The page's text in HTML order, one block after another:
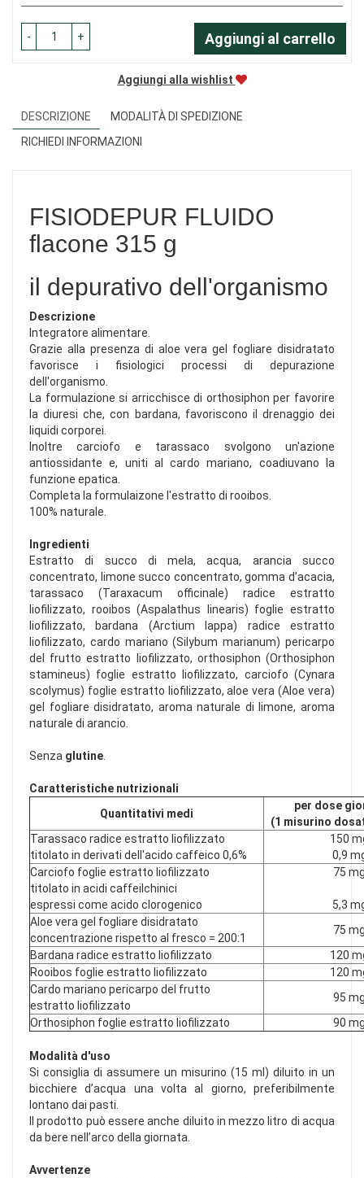
- + Aggiungi al carrello
Aggiungi alla wishlist
DESCRIZIONE
MODALITÀ DI SPEDIZIONE
RICHIEDI INFORMAZIONI
FISIODEPUR FLUIDO
flacone 315 g
il depurativo dell'organismo
Descrizione
Integratore alimentare.
Grazie alla presenza di aloe vera gel fogliare disidratato
favorisce i fisiologici processi di depurazione
dell'organismo.
La formulazione si arricchisce di orthosiphon per favorire
la diuresi che, con bardana, favoriscono il drenaggio dei
liquidi corporei.
Inoltre carciofo e tarassaco svolgono un'azione
antiossidante e, uniti al cardo mariano, coadiuvano la
funzione epatica.
Completa la formulaizone l'estratto di rooibos.
100% naturale.
Ingredienti
Estratto di succo di mela, acqua, arancia succo
concentrato, limone succo concentrato, gomma d’acacia,
tarassaco (Taraxacum officinale) radice estratto
liofilizzato, rooibos (Aspalathus linearis) foglie estratto
liofilizzato, bardana (Arctium lappa) radice estratto
liofilizzato, cardo mariano (Silybum marianum) pericarpo
del frutto estratto liofilizzato, orthosiphon (Orthosiphon
stamineus) foglie estratto liofilizzato, carciofo (Cynara
scolymus) foglie estratto liofilizzato, aloe vera (Aloe vera)
gel fogliare disidratato, aroma naturale di limone, aroma
naturale di arancio.
Senza glutine.
Caratteristiche nutrizionali
Quantitativi medi
per dose
(1 misurino
Tarassaco radice estratto liofilizzato
titolato in derivati dell'acido caffeico 0,6%
150
0,9
Carciofo foglie estratto liofilizzato
titolato in acidi caffeilchinici
espressi come acido clorogenico
75
5,3
Aloe vera gel fogliare disidratato
concentrazione rispetto al fresco = 200:1
75
Bardana radice estratto liofilizzato
120
Rooibos foglie estratto liofilizzato
120
Cardo mariano pericarpo del frutto
estratto liofilizzato
95
Orthosiphon foglie estratto liofilizzato
90
Modalità d'uso
Si consiglia di assumere un misurino (15 ml) diluito in un
bicchiere d’acqua una volta al giorno, preferibilmente
lontano dai pasti.
Il prodotto può essere anche diluito in mezzo litro di acqua
da bere nell’arco della giornata.
Avvertenze